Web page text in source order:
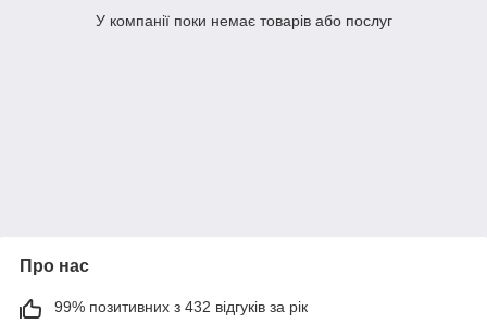
У компанії поки немає товарів або послуг
Про нас
99% позитивних з 432 відгуків за рік